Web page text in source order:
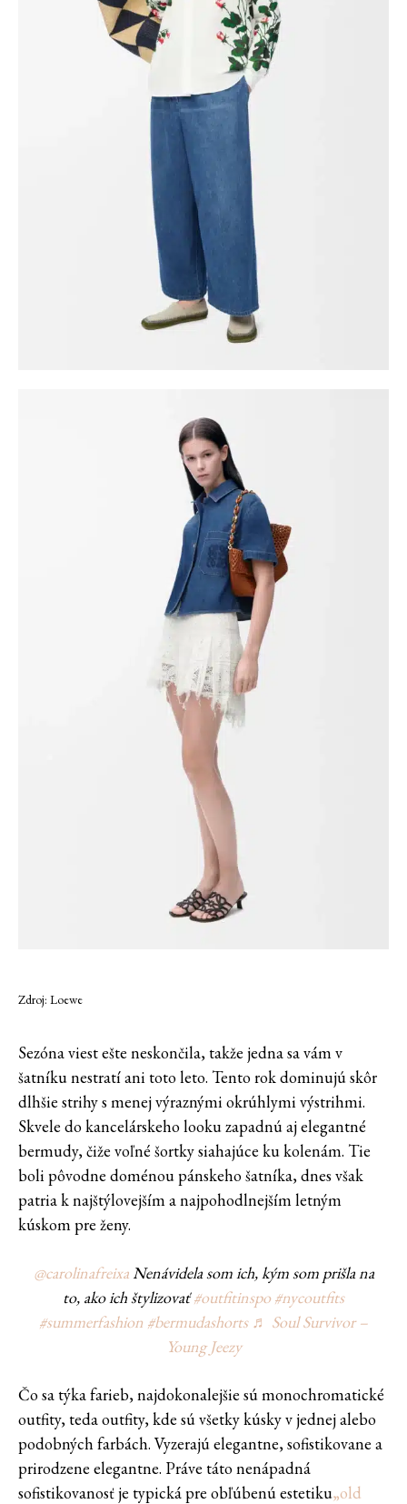
Zdroj: Loewe
Sezóna viest ešte neskončila, takže jedna sa vám v
šatníku nestratí ani toto leto. Tento rok dominujú skôr
dlhšie strihy s menej výraznými okrúhlymi výstrihmi.
Skvele do kancelárskeho looku zapadnú aj elegantné
bermudy, čiže voľné šortky siahajúce ku kolenám. Tie
boli pôvodne doménou pánskeho šatníka, dnes však
patria k najštýlovejším a najpohodlnejším letným
kúskom pre ženy.
@carolinafreixaNenávidela som ich, kým som prišla na
to, ako ich štylizovať#outfitinspo #nycoutfits
#summerfashion #bermudashorts ♬ Soul Survivor –
Young Jeezy
Čo sa týka farieb, najdokonalejšie sú monochromatické
outfity, teda outfity, kde sú všetky kúsky v jednej alebo
podobných farbách. Vyzerajú elegantne, sofistikovane a
prirodzene elegantne. Práve táto nenápadná
sofistikovanosť je typická pre obľúbenú estetiku„old